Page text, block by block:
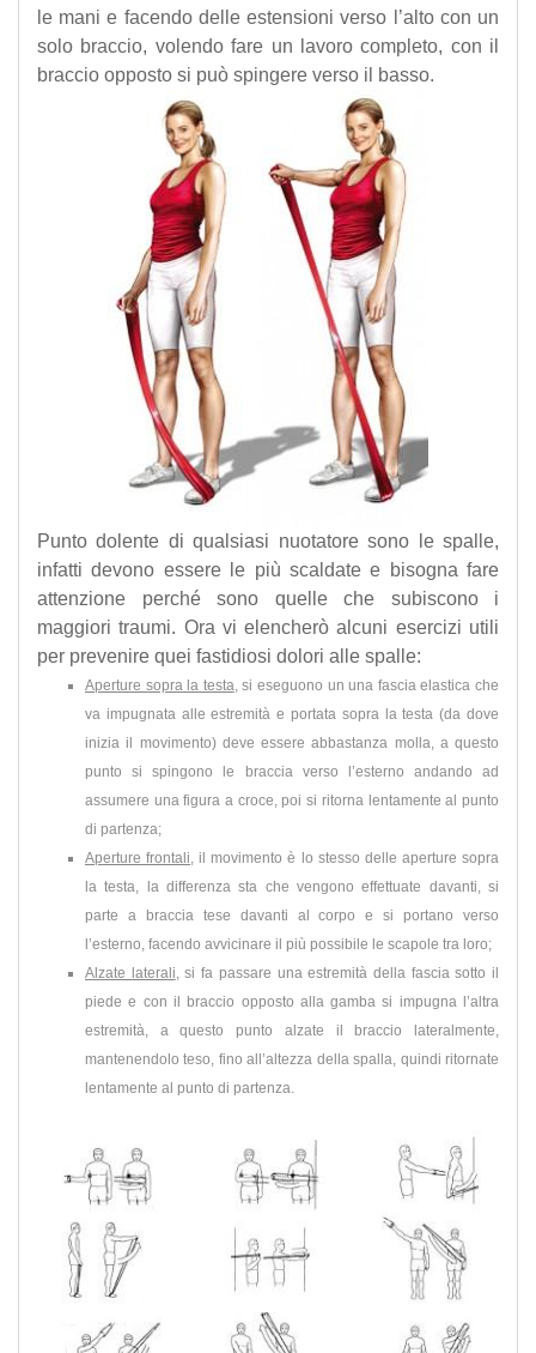
le mani e facendo delle estensioni verso l’alto con un
solo braccio, volendo fare un lavoro completo, con il
braccio opposto si può spingere verso il basso.
Punto dolente di qualsiasi nuotatore sono le spalle,
infatti devono essere le più scaldate e bisogna fare
attenzione perché sono quelle che subiscono i
maggiori traumi. Ora vi elencherò alcuni esercizi utili
per prevenire quei fastidiosi dolori alle spalle:
Aperture sopra la testa, si eseguono un una fascia elastica che
va impugnata alle estremità e portata sopra la testa (da dove
inizia il movimento) deve essere abbastanza molla, a questo
punto si spingono le braccia verso l’esterno andando ad
assumere una figura a croce, poi si ritorna lentamente al punto
di partenza;
Aperture frontali, il movimento è lo stesso delle aperture sopra
la testa, la differenza sta che vengono effettuate davanti, si
parte a braccia tese davanti al corpo e si portano verso
l’esterno, facendo avvicinare il più possibile le scapole tra loro;
Alzate laterali, si fa passare una estremità della fascia sotto il
piede e con il braccio opposto alla gamba si impugna l’altra
estremità, a questo punto alzate il braccio lateralmente,
mantenendolo teso, fino all’altezza della spalla, quindi ritornate
lentamente al punto di partenza.